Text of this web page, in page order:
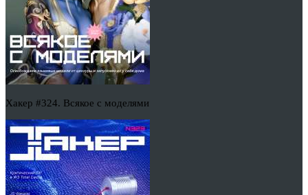
Хакер #324. Всякое с моделями